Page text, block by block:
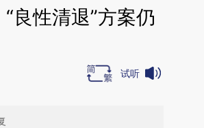
良性清退”方案仍
试听